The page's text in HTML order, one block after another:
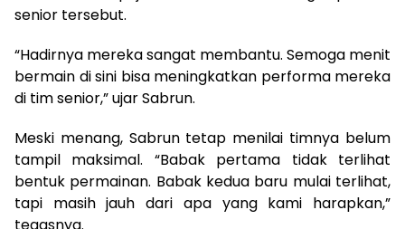
senior tersebut.
“Hadirnya mereka sangat membantu. Semoga menit
bermain di sini bisa meningkatkan performa mereka
di tim senior,” ujar Sabrun.
Meski menang, Sabrun tetap menilai timnya belum
tampil maksimal. “Babak pertama tidak terlihat
bentuk permainan. Babak kedua baru mulai terlihat,
tapi masih jauh dari apa yang kami harapkan,”
tegasnya.